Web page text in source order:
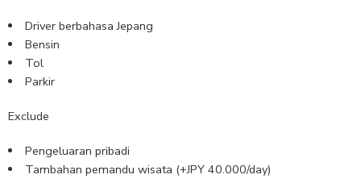
Driver berbahasa Jepang
Bensin
Tol
Parkir
Exclude
Pengeluaran pribadi
Tambahan pemandu wisata (+JPY 40.000/day)